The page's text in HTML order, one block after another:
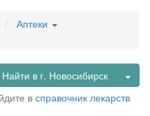
Аптеки
Найти в г. Новосибирск
в справочник лекарств